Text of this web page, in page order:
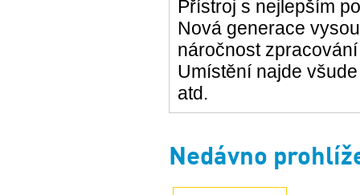
Přístroj s nejlepším
Nová generace
náročnost
Umístění najde
atd.
Nedávno